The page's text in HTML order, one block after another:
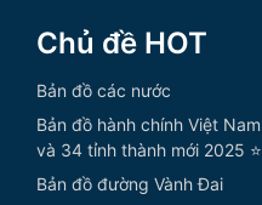
Chủ đề HOT
Bản đồ các nước
Bản đồ hành chính Việt Nam
và 34 tỉnh thành mới 2025 ⭐
Bản đồ đường Vành Đai